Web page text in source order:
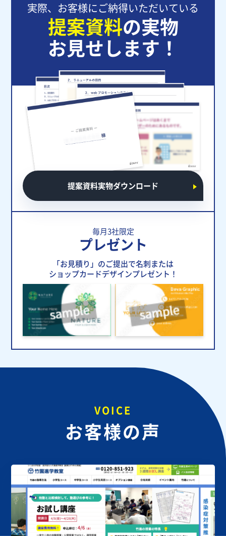
実際、お客様にご納得いただいている
提案資料の実物
お見せします！
提案資料実物ダウンロード
毎月3社限定
プレゼント
「お見積り」のご提出で名刺または
ショップカードデザインプレゼント！
VOICE
お客様の声